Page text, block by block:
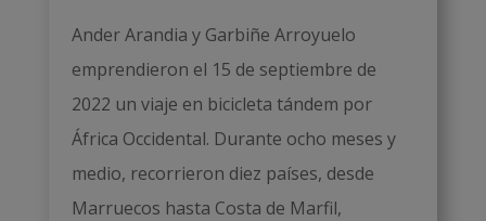
Ander Arandia y Garbiñe Arroyuelo
emprendieron el 15 de septiembre de
2022 un viaje en bicicleta tándem por
África Occidental. Durante ocho meses y
medio, recorrieron diez países, desde
Marruecos hasta Costa de Marfil,